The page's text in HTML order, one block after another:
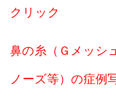
クリック
鼻の糸（Ｇメッシ
ノーズ等）の症例